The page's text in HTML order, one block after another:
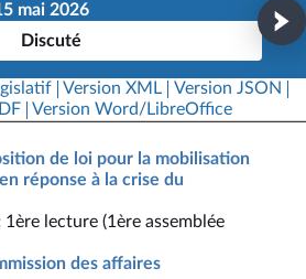
mai 2026
Discuté
Version XML
Version JSON
Version Word/LibreOffice
de loi pour la mobilisation
réponse à la crise du
1ère lecture (1ère assemblée
des affaires